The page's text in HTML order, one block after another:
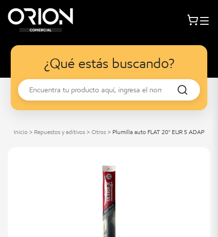
¿Qué estás buscando?
Inicio > Repuestos y aditivos > Otros > Plumilla auto FLAT 20" EUR 5 ADAP